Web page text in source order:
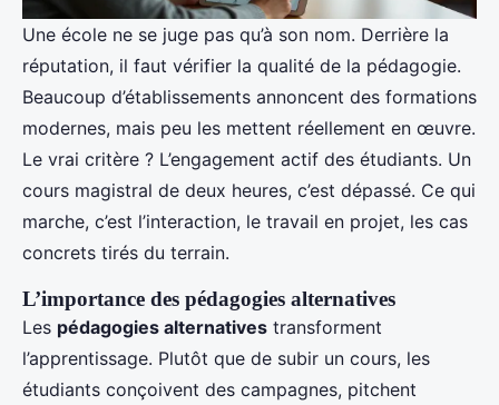
Une école ne se juge pas qu’à son nom. Derrière la
réputation, il faut vérifier la qualité de la pédagogie.
Beaucoup d’établissements annoncent des formations
modernes, mais peu les mettent réellement en œuvre.
Le vrai critère ? L’engagement actif des étudiants. Un
cours magistral de deux heures, c’est dépassé. Ce qui
marche, c’est l’interaction, le travail en projet, les cas
concrets tirés du terrain.
L’importance des pédagogies alternatives
Les pédagogies alternatives transforment
l’apprentissage. Plutôt que de subir un cours, les
étudiants conçoivent des campagnes, pitchent